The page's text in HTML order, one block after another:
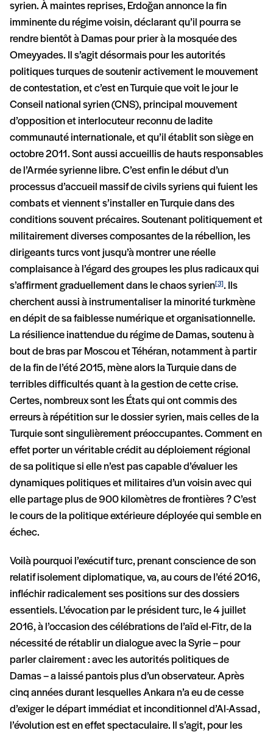
syrien. À maintes reprises, Erdoğan annonce la fin
imminente du régime voisin, déclarant qu’il pourra se
rendre bientôt à Damas pour prier à la mosquée des
Omeyyades. Il s’agit désormais pour les autorités
politiques turques de soutenir activement le mouvement
de contestation, et c’est en Turquie que voit le jour le
Conseil national syrien (CNS), principal mouvement
d’opposition et interlocuteur reconnu de ladite
communauté internationale, et qu’il établit son siège en
octobre 2011. Sont aussi accueillis de hauts responsables
de l’Armée syrienne libre. C’est enfin le début d’un
processus d’accueil massif de civils syriens qui fuient les
combats et viennent s’installer en Turquie dans des
conditions souvent précaires. Soutenant politiquement et
militairement diverses composantes de la rébellion, les
dirigeants turcs vont jusqu’à montrer une réelle
complaisance à l’égard des groupes les plus radicaux qui
s’affirment graduellement dans le chaos syrien [3] . Ils
cherchent aussi à instrumentaliser la minorité turkmène
en dépit de sa faiblesse numérique et organisationnelle.
La résilience inattendue du régime de Damas, soutenu à
bout de bras par Moscou et Téhéran, notamment à partir
de la fin de l’été 2015, mène alors la Turquie dans de
terribles difficultés quant à la gestion de cette crise.
Certes, nombreux sont les États qui ont commis des
erreurs à répétition sur le dossier syrien, mais celles de la
Turquie sont singulièrement préoccupantes. Comment en
effet porter un véritable crédit au déploiement régional
de sa politique si elle n’est pas capable d’évaluer les
dynamiques politiques et militaires d’un voisin avec qui
elle partage plus de 900 kilomètres de frontières ? C’est
le cours de la politique extérieure déployée qui semble en
échec.
Voilà pourquoi l’exécutif turc, prenant conscience de son
relatif isolement diplomatique, va, au cours de l’été 2016,
infléchir radicalement ses positions sur des dossiers
essentiels. L’évocation par le président turc, le 4 juillet
2016, à l’occasion des célébrations de l’aïd el-Fitr, de la
nécessité de rétablir un dialogue avec la Syrie – pour
parler clairement : avec les autorités politiques de
Damas – a laissé pantois plus d’un observateur. Après
cinq années durant lesquelles Ankara n’a eu de cesse
d’exiger le départ immédiat et inconditionnel d’Al-Assad,
l’évolution est en effet spectaculaire. Il s’agit, pour les